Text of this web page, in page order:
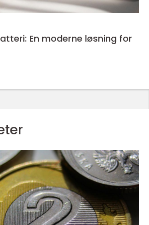
En moderne løsning for